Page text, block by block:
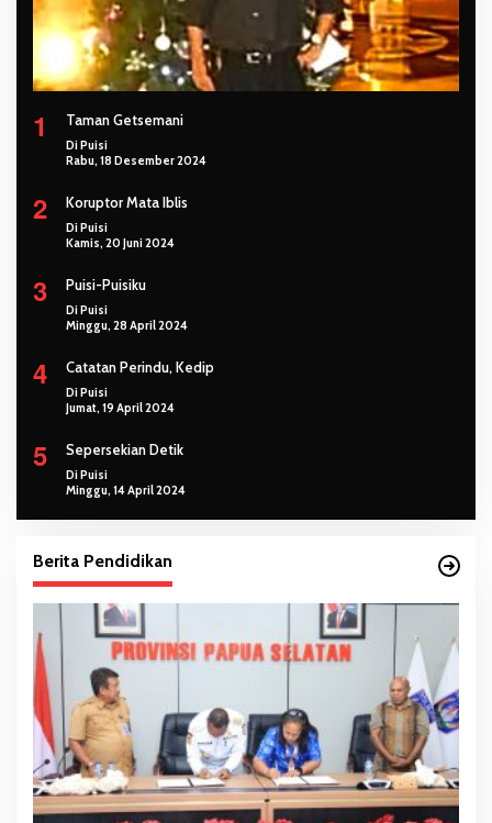
1 Taman Getsemani
Di Puisi
Rabu, 18 Desember 2024
2 Koruptor Mata Iblis
Di Puisi
Kamis, 20 Juni 2024
3 Puisi-Puisiku
Di Puisi
Minggu, 28 April 2024
4 Catatan Perindu, Kedip
Di Puisi
Jumat, 19 April 2024
5 Sepersekian Detik
Di Puisi
Minggu, 14 April 2024
Berita Pendidikan